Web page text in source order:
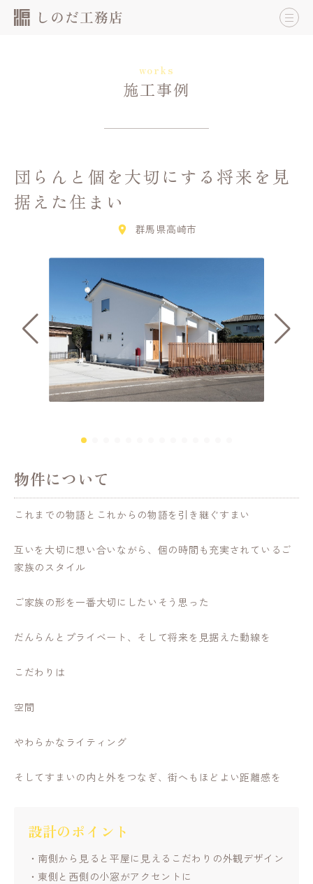
works
施工事例
団らんと個を大切にする将来を見
据えた住まい
群馬県高崎市
物件について
これまでの物語とこれからの物語を引き継ぐすまい
互いを大切に想い合いながら、個の時間も充実されているご
家族のスタイル
ご家族の形を一番大切にしたいそう思った
だんらんとプライベート、そして将来を見据えた動線を
こだわりは
空間
やわらかなライティング
そしてすまいの内と外をつなぎ、街へもほどよい距離感を
設計のポイント
南側から見ると平屋に見えるこだわりの外観デザイン
東側と西側の小窓がアクセントに